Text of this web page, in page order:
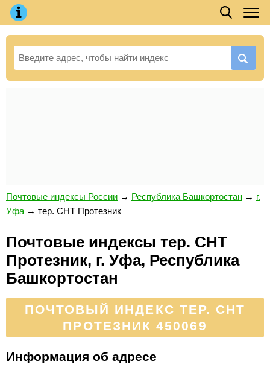
Почтовые индексы России → Республика Башкортостан → г.
Уфа → тер. СНТ Протезник
Почтовые индексы тер. СНТ
Протезник, г. Уфа, Республика
Башкортостан
ПОЧТОВЫЙ ИНДЕКС ТЕР. СНТ
ПРОТЕЗНИК 450069
Информация об адресе